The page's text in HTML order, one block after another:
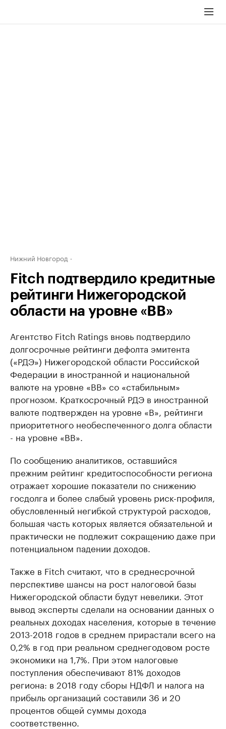
Нижний Новгород
Fitch подтвердило кредитные
рейтинги Нижегородской
области на уровне «BB»
Агентство Fitch Ratings вновь подтвердило
долгосрочные рейтинги дефолта эмитента
(«РДЭ») Нижегородской области Российской
Федерации в иностранной и национальной
валюте на уровне «BB» со «стабильным»
прогнозом. Краткосрочный РДЭ в иностранной
валюте подтвержден на уровне «В», рейтинги
приоритетного необеспеченного долга области
- на уровне «BB».
По сообщению аналитиков, оставшийся
прежним рейтинг кредитоспособности региона
отражает хорошие показатели по снижению
госдолга и более слабый уровень риск-профиля,
обусловленный негибкой структурой расходов,
большая часть которых является обязательной и
практически не подлежит сокращению даже при
потенциальном падении доходов.
Также в Fitch считают, что в среднесрочной
перспективе шансы на рост налоговой базы
Нижегородской области будут невелики. Этот
вывод эксперты сделали на основании данных о
реальных доходах населения, которые в течение
2013-2018 годов в среднем прирастали всего на
0,2% в год при реальном среднегодовом росте
экономики на 1,7%. При этом налоговые
поступления обеспечивают 81% доходов
региона: в 2018 году сборы НДФЛ и налога на
прибыль организаций составили 36 и 20
процентов общей суммы дохода
соответственно.